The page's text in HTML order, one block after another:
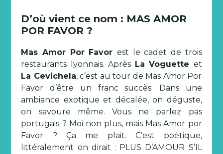
D’où vient ce nom : MAS AMOR
POR FAVOR ?
Mas Amor Por Favor est le cadet de trois
restaurants lyonnais. Après La Voguette et
La Cevichela, c’est au tour de Mas Amor Por
Favor d’être un franc succès. Dans une
ambiance exotique et décalée, on déguste,
on savoure même. Vous ne parlez pas
portugais ? Moi non plus, mais Mas Amor por
Favor ? Ça me plait. C’est poétique,
littéralement on dirait : PLUS D’AMOUR S’IL